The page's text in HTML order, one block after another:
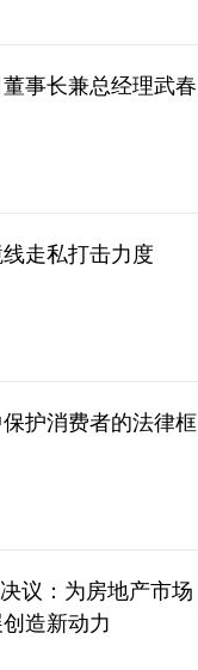
事长兼总经理武春
走私打击力度
护消费者的法律框
议：为房地产市场
造新动力